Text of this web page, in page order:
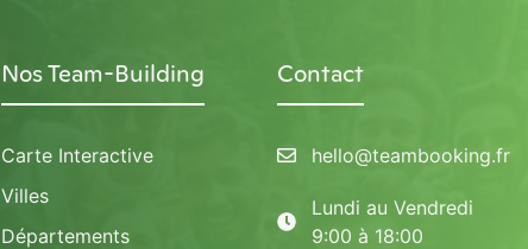
Nos Team-Building
Carte Interactive
Villes
Départements
Contact
hello@teambooking.fr
Lundi au Vendredi
9:00 à 18:00